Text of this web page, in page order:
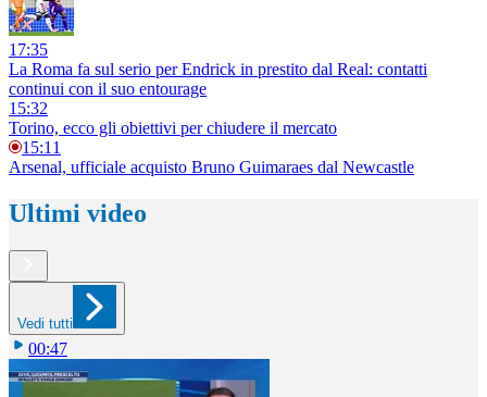
17:35
La Roma fa sul serio per Endrick in prestito dal Real: contatti
continui con il suo entourage
15:32
Torino, ecco gli obiettivi per chiudere il mercato
15:11
Arsenal, ufficiale acquisto Bruno Guimaraes dal Newcastle
Ultimi video
Vedi tutti
00:47